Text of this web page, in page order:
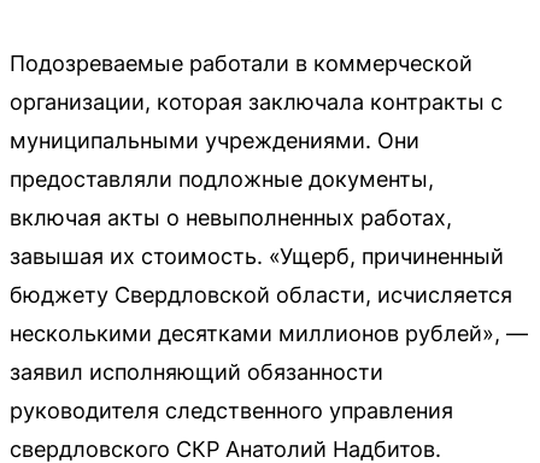
Подозреваемые работали в коммерческой
организации, которая заключала контракты с
муниципальными учреждениями. Они
предоставляли подложные документы,
включая акты о невыполненных работах,
завышая их стоимость. «Ущерб, причиненный
бюджету Свердловской области, исчисляется
несколькими десятками миллионов рублей», —
заявил исполняющий обязанности
руководителя следственного управления
свердловского СКР Анатолий Надбитов.